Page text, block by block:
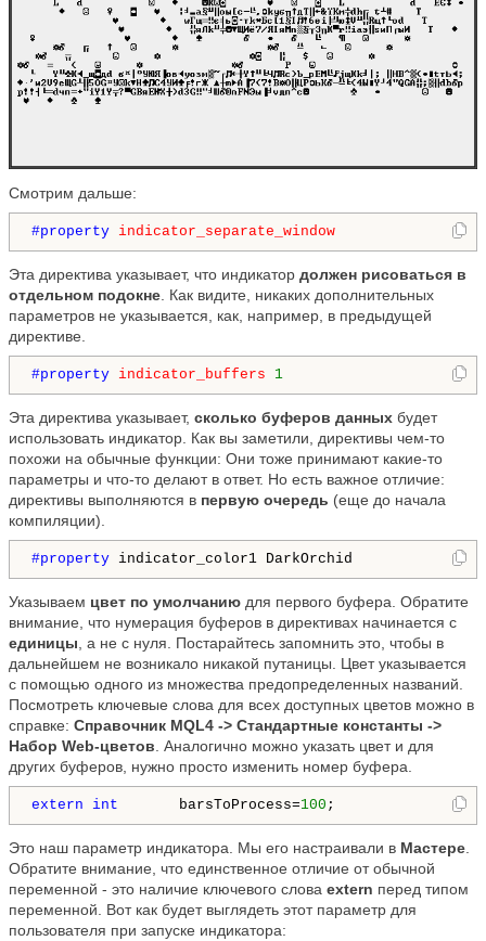
Смотрим дальше:
#property indicator_separate_window
Эта директива указывает, что индикатор должен рисоваться в
отдельном подокне. Как видите, никаких дополнительных
параметров не указывается, как, например, в предыдущей
директиве.
#property indicator_buffers 1
Эта директива указывает, сколько буферов данных будет
использовать индикатор. Как вы заметили, директивы чем-то
похожи на обычные функции: Они тоже принимают какие-то
параметры и что-то делают в ответ. Но есть важное отличие:
директивы выполняются в первую очередь (еще до начала
компиляции).
#property indicator_color1 DarkOrchid
Указываем цвет по умолчанию для первого буфера. Обратите
внимание, что нумерация буферов в директивах начинается с
единицы, а не с нуля. Постарайтесь запомнить это, чтобы в
дальнейшем не возникало никакой путаницы. Цвет указывается
с помощью одного из множества предопределенных названий.
Посмотреть ключевые слова для всех доступных цветов можно в
справке: Справочник MQL4 -> Стандартные константы ->
Набор Web-цветов. Аналогично можно указать цвет и для
других буферов, нужно просто изменить номер буфера.
extern int barsToProcess=100 ;
Это наш параметр индикатора. Мы его настраивали в Мастере.
Обратите внимание, что единственное отличие от обычной
переменной - это наличие ключевого слова extern перед типом
переменной. Вот как будет выглядеть этот параметр для
пользователя при запуске индикатора: